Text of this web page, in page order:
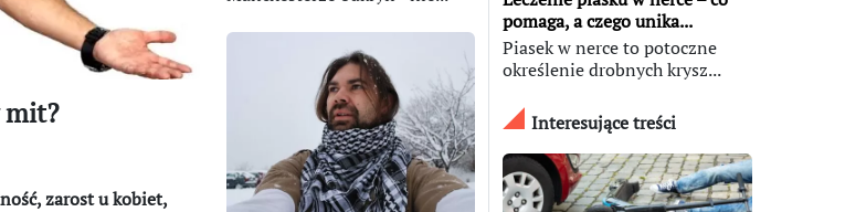
mit?
zarost u kobiet,
pomaga, a czego unika...
Piasek w nerce to potoczne
określenie drobnych krysz...
Interesujące treści